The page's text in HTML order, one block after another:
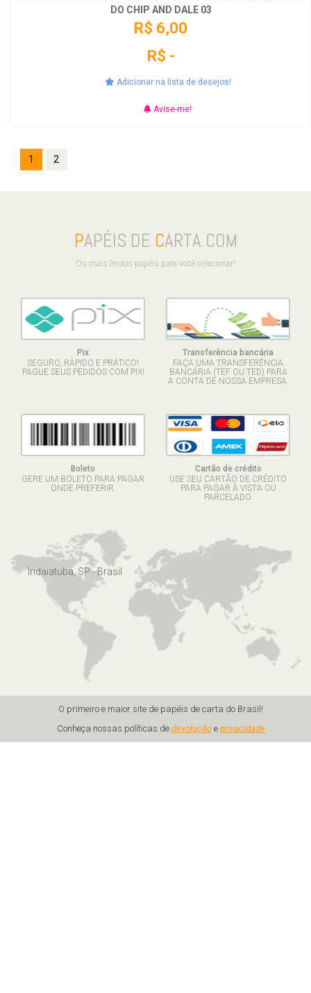
DO CHIP AND DALE 03
R$ 6,00
R$ -
Adicionar na lista de desejos!
Avise-me!
1 2
PAPÉIS DE CARTA.COM
Os mais lindos papéis para você colecionar!
Pix
SEGURO, RÁPIDO E PRÁTICO!
PAGUE SEUS PEDIDOS COM PIX!
Transferência bancária
FAÇA UMA TRANSFERÊNCIA
BANCÁRIA (TEF OU TED) PARA
A CONTA DE NOSSA EMPRESA.
Boleto
GERE UM BOLETO PARA PAGAR
ONDE PREFERIR.
Cartão de crédito
USE SEU CARTÃO DE CRÉDITO
PARA PAGAR À VISTA OU
PARCELADO.
Indaiatuba, SP - Brasil
O primeiro e maior site de papéis de carta do Brasil!
Conheça nossas políticas de devoluçãoe privacidade